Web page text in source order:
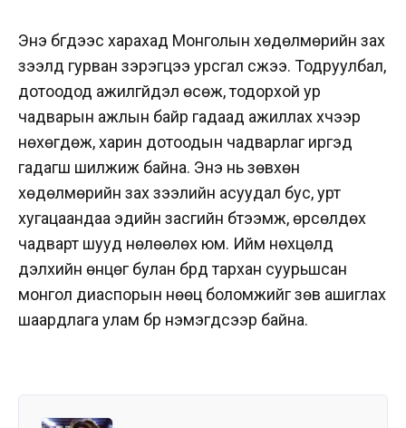
Энэ бүгдээс харахад Монголын хөдөлмөрийн зах
зээлд гурван зэрэгцээ урсгал үүсжээ. Тодруулбал,
дотоодод ажилгүйдэл өсөж, тодорхой ур
чадварын ажлын байр гадаад ажиллах хүчээр
нөхөгдөж, харин дотоодын чадварлаг иргэд
гадагш шилжиж байна. Энэ нь зөвхөн
хөдөлмөрийн зах зээлийн асуудал бус, урт
хугацаандаа эдийн засгийн бүтээмж, өрсөлдөх
чадварт шууд нөлөөлөх юм. Ийм нөхцөлд
дэлхийн өнцөг булан бүрд тархан суурьшсан
монгол диаспорын нөөц боломжийг зөв ашиглах
шаардлага улам бүр нэмэгдсээр байна.